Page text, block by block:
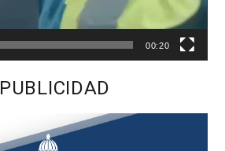
00:20
PUBLICIDAD